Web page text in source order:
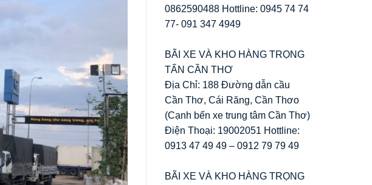
0862590488 Hottline: 0945 74 74
77- 091 347 4949
BÃI XE VÀ KHO HÀNG TRỌNG
TẤN CẦN THƠ
Địa Chỉ: 188 Đường dẫn cầu
Cần Thơ, Cái Răng, Cần Thơo
(Cạnh bến xe trung tâm Cần Thơ)
Điện Thoại: 19002051 Hottline:
0913 47 49 49 – 0912 79 79 49
BÃI XE VÀ KHO HÀNG TRỌNG